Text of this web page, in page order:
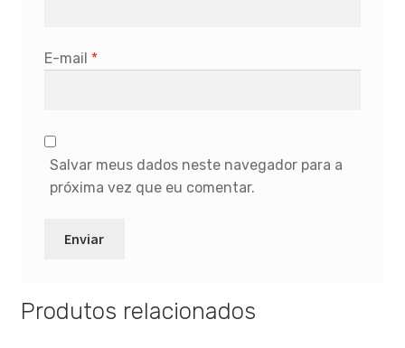
E-mail *
Salvar meus dados neste navegador para a
próxima vez que eu comentar.
Produtos relacionados